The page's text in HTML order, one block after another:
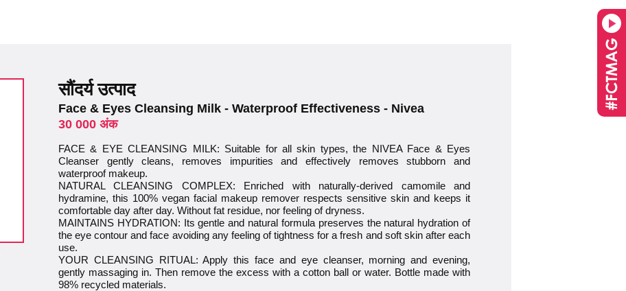
सौंदर्य उत्पाद
Face & Eyes Cleansing Milk - Waterproof Effectiveness - Nivea
30 000 अंक
FACE & EYE CLEANSING MILK: Suitable for all skin types, the NIVEA Face & Eyes
Cleanser gently cleans, removes impurities and effectively removes stubborn and
waterproof makeup.
NATURAL CLEANSING COMPLEX: Enriched with naturally-derived camomile and
hydramine, this 100% vegan facial makeup remover respects sensitive skin and keeps it
comfortable day after day. Without fat residue, nor feeling of dryness.
MAINTAINS HYDRATION: Its gentle and natural formula preserves the natural hydration of
the eye contour and face avoiding any feeling of tightness for a fresh and soft skin after each
use.
YOUR CLEANSING RITUAL: Apply this face and eye cleanser, morning and evening,
gently massaging in. Then remove the excess with a cotton ball or water. Bottle made with
98% recycled materials.